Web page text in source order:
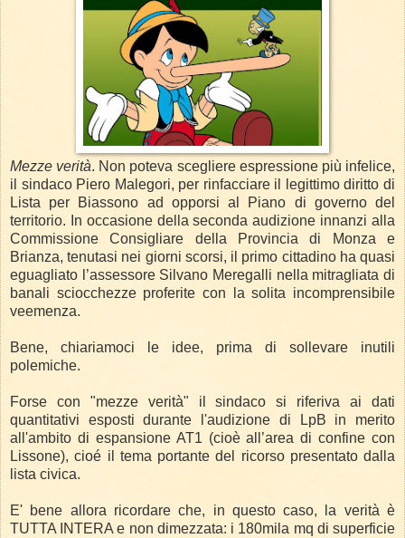
Mezze verità. Non poteva scegliere espressione più infelice,
il sindaco Piero Malegori, per rinfacciare il legittimo diritto di
Lista per Biassono ad opporsi al Piano di governo del
territorio. In occasione della seconda audizione innanzi alla
Commissione Consigliare della Provincia di Monza e
Brianza, tenutasi nei giorni scorsi, il primo cittadino ha quasi
eguagliato l’assessore Silvano Meregalli nella mitragliata di
banali sciocchezze proferite con la solita incomprensibile
veemenza.
Bene, chiariamoci le idee, prima di sollevare inutili
polemiche.
Forse con "mezze verità" il sindaco si riferiva ai dati
quantitativi esposti durante l'audizione di LpB in merito
all'ambito di espansione AT1 (cioè all’area di confine con
Lissone), cioé il tema portante del ricorso presentato dalla
lista civica.
E' bene allora ricordare che, in questo caso, la verità è
TUTTA INTERA e non dimezzata: i 180mila mq di superficie